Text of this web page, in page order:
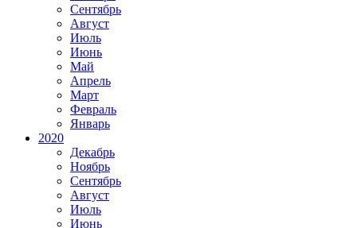
Сентябрь
Август
Июль
Июнь
Май
Апрель
Март
Февраль
Январь
2020
Декабрь
Ноябрь
Сентябрь
Август
Июль
Июнь